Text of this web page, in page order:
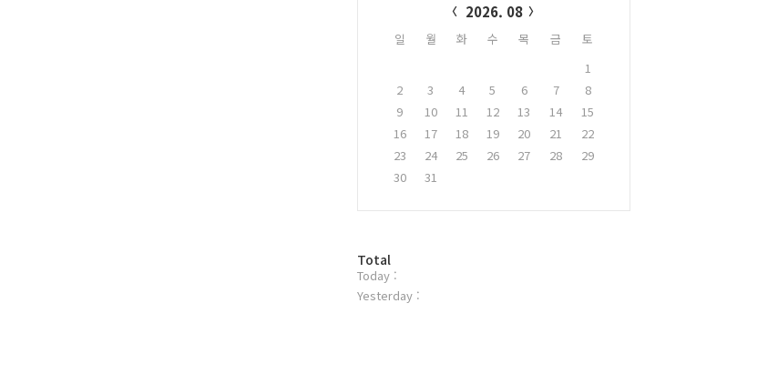
2026. 08
일 월 화 수 목 금
토
1
2
3 4 5 6 7
8
9
10 11 12 13 14
15
16
17 18 19 20 21
22
23
24 25 26 27 28
29
30
31
방
문
자
Total
Today :
Yesterday :